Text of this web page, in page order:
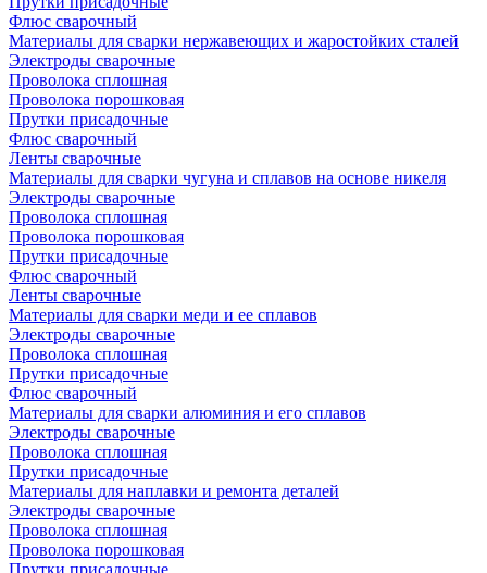
Флюс сварочный
Материалы для сварки нержавеющих и жаростойких сталей
Электроды сварочные
Проволока сплошная
Проволока порошковая
Прутки присадочные
Флюс сварочный
Ленты сварочные
Материалы для сварки чугуна и сплавов на основе никеля
Электроды сварочные
Проволока сплошная
Проволока порошковая
Прутки присадочные
Флюс сварочный
Ленты сварочные
Материалы для сварки меди и ее сплавов
Электроды сварочные
Проволока сплошная
Прутки присадочные
Флюс сварочный
Материалы для сварки алюминия и его сплавов
Электроды сварочные
Проволока сплошная
Прутки присадочные
Материалы для наплавки и ремонта деталей
Электроды сварочные
Проволока сплошная
Проволока порошковая
Прутки присадочные